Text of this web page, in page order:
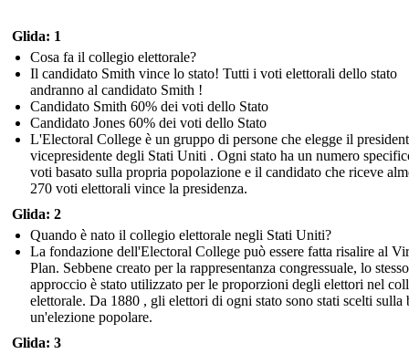
Glida: 1
Cosa fa il collegio elettorale?
Il candidato Smith vince lo stato! Tutti i voti elettorali dello stato
andranno al candidato Smith !
Candidato Smith 60% dei voti dello Stato
Candidato Jones 60% dei voti dello Stato
L'Electoral College è un gruppo di persone che elegge il
vicepresidente degli Stati Uniti . Ogni stato ha un numero
voti basato sulla propria popolazione e il candidato che riceve
270 voti elettorali vince la presidenza.
Glida: 2
Quando è nato il collegio elettorale negli Stati Uniti?
La fondazione dell'Electoral College può essere fatta risalire al
Plan. Sebbene creato per la rappresentanza congressuale, lo stesso
approccio è stato utilizzato per le proporzioni degli elettori nel
elettorale. Da 1880 , gli elettori di ogni stato sono stati scelti sulla
un'elezione popolare.
Glida: 3